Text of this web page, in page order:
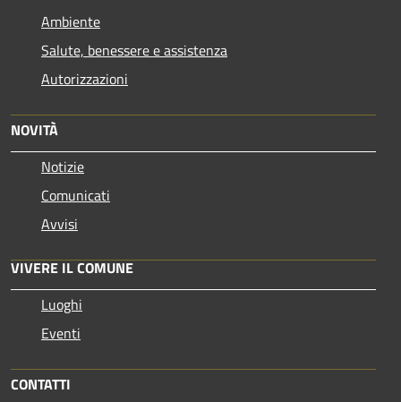
Ambiente
Salute, benessere e assistenza
Autorizzazioni
NOVITÀ
Notizie
Comunicati
Avvisi
VIVERE IL COMUNE
Luoghi
Eventi
CONTATTI